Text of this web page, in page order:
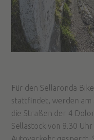
Für den Sellaronda
stattfindet, werden am
die Straßen der 4
Sellastock von 8.30